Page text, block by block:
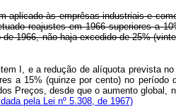
aplicado às emprêsas industriais e
reajustes em 1966 superiores a
1966, não haja excedido de 25%
I, e a redução de alíquota prevista no
a 15% (quinze por cento) no período
Preços, desde que o aumento global,
pela Lei nº 5.308, de 1967)